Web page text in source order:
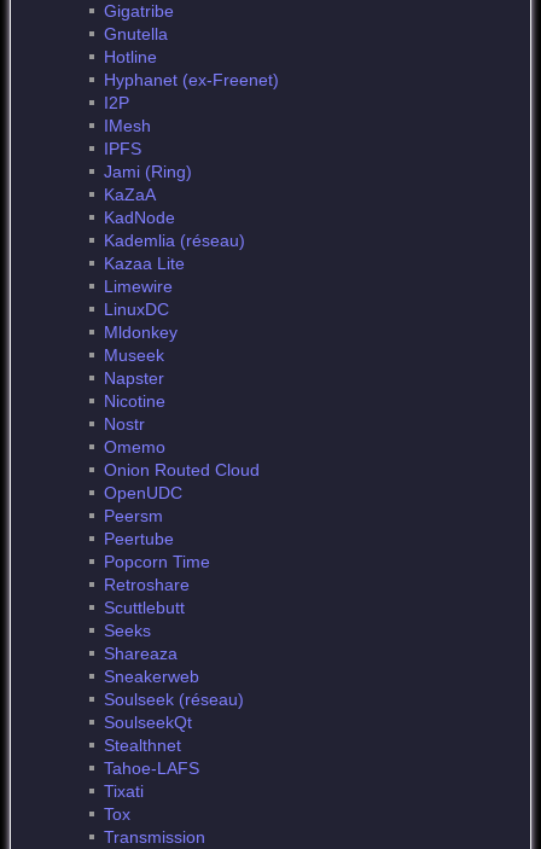
Gigatribe
Gnutella
Hotline
Hyphanet (ex-Freenet)
I2P
IMesh
IPFS
Jami (Ring)
KaZaA
KadNode
Kademlia (réseau)
Kazaa Lite
Limewire
LinuxDC
Mldonkey
Museek
Napster
Nicotine
Nostr
Omemo
Onion Routed Cloud
OpenUDC
Peersm
Peertube
Popcorn Time
Retroshare
Scuttlebutt
Seeks
Shareaza
Sneakerweb
Soulseek (réseau)
SoulseekQt
Stealthnet
Tahoe-LAFS
Tixati
Tox
Transmission